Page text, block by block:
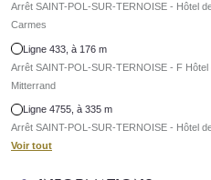
Arrêt SAINT-POL-SUR-TERNOISE - Hôtel
Carmes
Ligne 433, à 176 m
Arrêt SAINT-POL-SUR-TERNOISE - F
Mitterrand
Ligne 4755, à 335 m
Arrêt SAINT-POL-SUR-TERNOISE - Hôtel
Voir tout